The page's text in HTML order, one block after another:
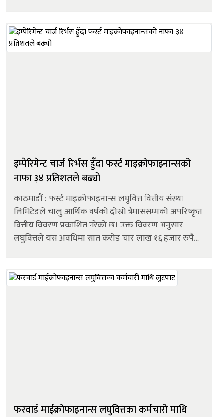
इम्पेरिमेन्ट चार्ज रिर्भस हुँदा फर्स्ट माइक्रोफाइनान्सको
नाफा ३४ प्रतिशतले बढ्यो
काठमाडौं : फर्स्ट माइक्रोफाइनान्स लघुवित्त वित्तीय संस्था
लिमिटेडले चालु आर्थिक वर्षको दोस्रो त्रैमाससम्मको अपरिष्कृत
वित्तीय विवरण प्रकाशित गरेको छ। उक्त विवरण अनुसार
लघुवित्तले यस अवधिमा सात करोड चार लाख १६ हजार रुपैयाँ
फरवार्ड माईक्रोफाइनान्स लघुवित्तका कर्मचारी माथि